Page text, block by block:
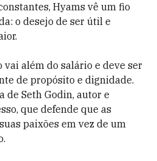
Hyams vê um fio
o desejo de ser útil e
vai além do salário e deve ser
de propósito e dignidade.
de Seth Godin, autor e
que defende que as
paixões em vez de um